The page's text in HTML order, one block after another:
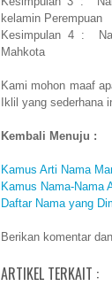
kelamin Perempuan
Kesimpulan 4 :
Mahkota
Kami mohon maaf
Iklil yang sederhana
Kembali Menuju :
Kamus Arti Nama
Kamus Nama-Nama
Daftar Nama yang
Berikan komentar
ARTIKEL TERKAIT :